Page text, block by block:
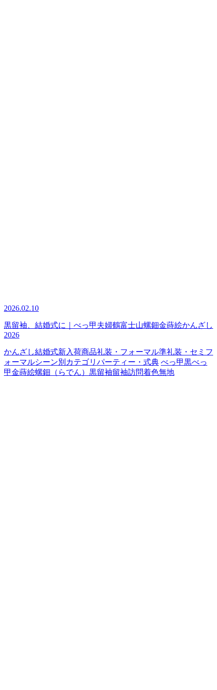
2026.02.10
黒留袖、結婚式に｜べっ甲夫婦鶴富士山螺鈿金蒔絵かんざし
2026
かんざし結婚式新入荷商品礼装・フォーマル準礼装・セミフ
ォーマルシーン別カテゴリ パーティー・式典 べっ甲黒べっ
甲金蒔絵螺鈿（らでん） 黒留袖留袖訪問着色無地